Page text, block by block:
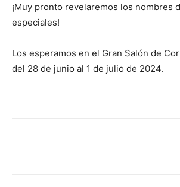
¡Muy pronto revelaremos los nombres
especiales!
Los esperamos en el Gran Salón de
del 28 de junio al 1 de julio de 2024.